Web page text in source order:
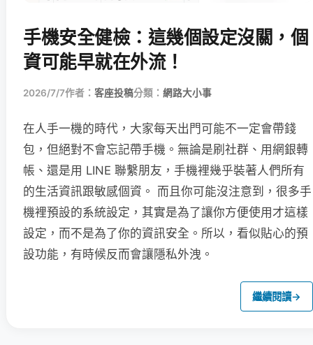
手機安全健檢：這幾個設定沒關，個
資可能早就在外流！
2026/7/7作者： 客座投稿分類： 網路大小事
在人手一機的時代，大家每天出門可能不一定會帶錢
包，但絕對不會忘記帶手機。無論是刷社群、用網銀轉
帳、還是用 LINE 聯繫朋友，手機裡幾乎裝著人們所有
的生活資訊跟敏感個資。 而且你可能沒注意到，很多手
機裡預設的系統設定，其實是為了讓你方便使用才這樣
設定，而不是為了你的資訊安全。所以，看似貼心的預
設功能，有時候反而會讓隱私外洩。
繼續閱讀→